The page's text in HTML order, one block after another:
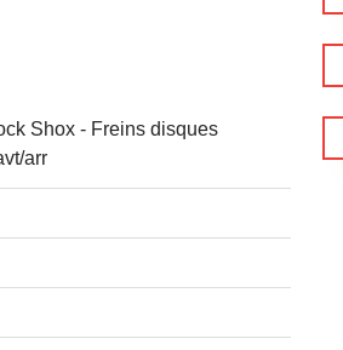
Shox - Freins disques
arr